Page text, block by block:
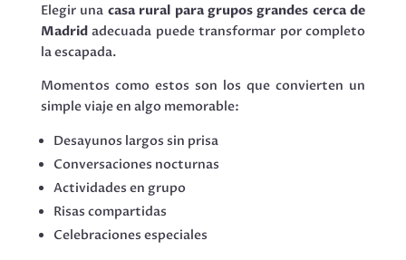
Elegir una casa rural para grupos grandes cerca de
Madridadecuada puede transformar por completo
la escapada.
Momentos como estos son los que convierten un
simple viaje en algo memorable:
Desayunos largos sin prisa
Conversaciones nocturnas
Actividades en grupo
Risas compartidas
Celebraciones especiales